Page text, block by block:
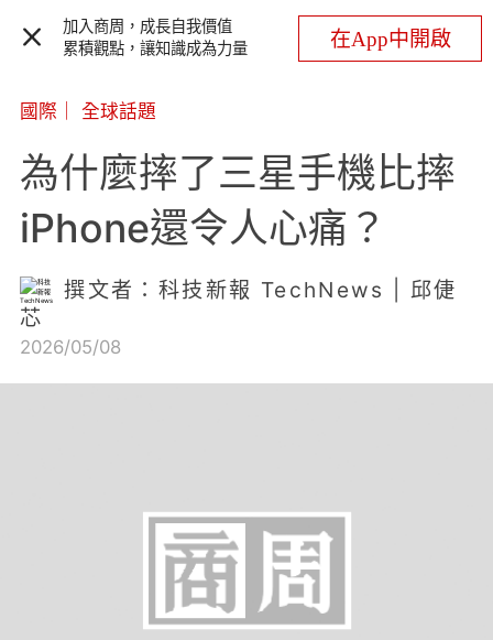
加入商周，成長自我價值
累積觀點，讓知識成為力量
在App中開啟
國際 全球話題
為什麼摔了三星手機比摔
iPhone還令人心痛？
撰文者：科技新報 TechNews | 邱倢
芯
2026/05/08